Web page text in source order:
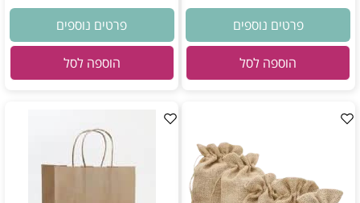
פרטים נוספים
הוספה לסל
פרטים נוספים
הוספה לסל